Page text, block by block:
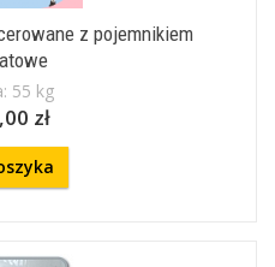
z pojemnikiem
55 kg
zł